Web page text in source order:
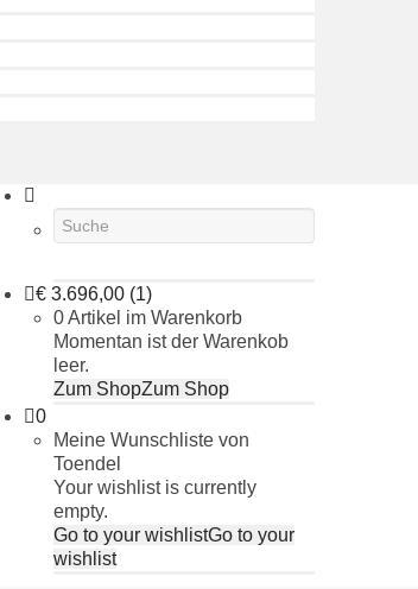
€ 3.696,00 (1)
0 Artikel im Warenkorb
Momentan ist der Warenkob
leer.
Zum ShopZum Shop
0
Meine Wunschliste von
Toendel
Your wishlist is currently
empty.
Go to your wishlistGo to your
wishlist